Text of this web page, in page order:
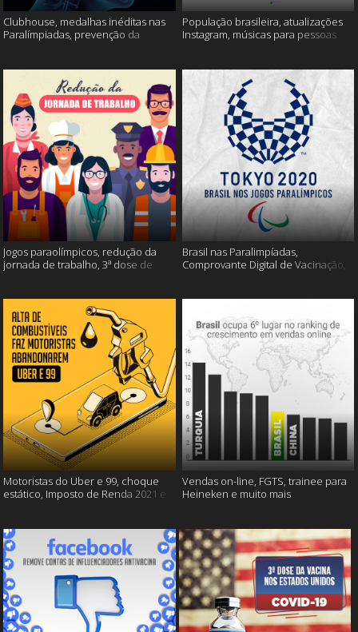
Clubhouse, medalhas inéditas nas
Paralímpiadas, prevenção da
População brasileira, atualizações
Instagram, músicas para pessoas
Jogos paraolímpicos, redução da
jornada de trabalho, 3ª dose de
Brasil nas Paralimpíadas,
Comprovante Digital de Vacinação,
Motoristas do Uber e 99, choque
estático, Imposto de Renda 2021 e
Vendas on-line, FGTS, trainee para
Heineken e muito mais